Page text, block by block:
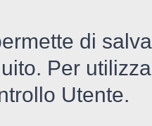
di
Per
Utente.